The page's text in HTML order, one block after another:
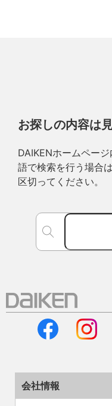
お探しの内容は
DAIKENホームペー
語で検索を行う場合
区切ってください。
会社情報